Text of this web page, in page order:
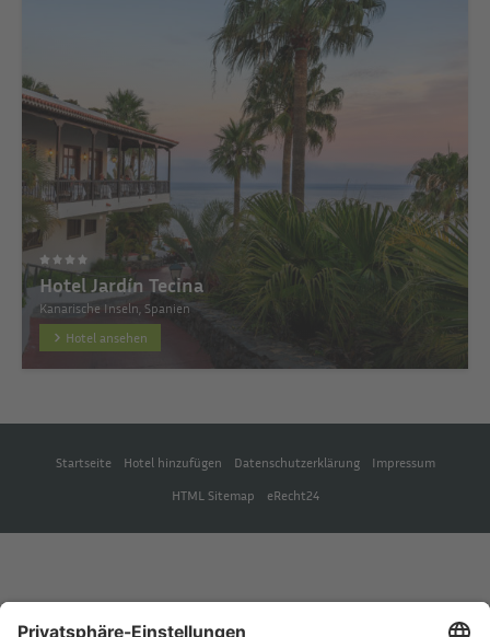
Hotel Jardín Tecina
Kanarische Inseln, Spanien
Hotel ansehen
Startseite Hotel hinzufügen Datenschutzerklärung
Impressum
HTML Sitemap
eRecht24